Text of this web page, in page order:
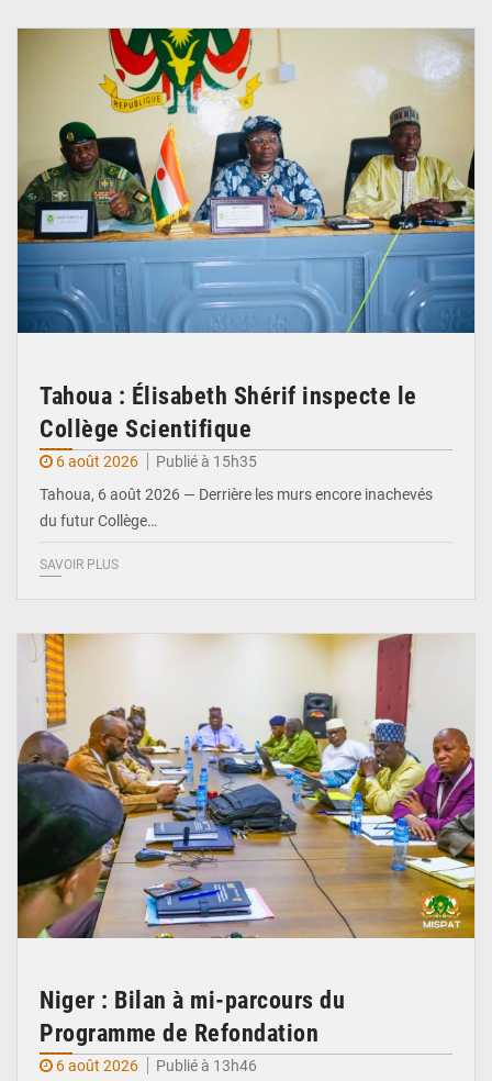
Tahoua : Élisabeth Shérif inspecte le
Collège Scientifique
6 août 2026
Publié à 15h35
Tahoua, 6 août 2026 — Derrière les murs encore inachevés
du futur Collège…
SAVOIR PLUS
Niger : Bilan à mi-parcours du
Programme de Refondation
6 août 2026 Publié à 13h46